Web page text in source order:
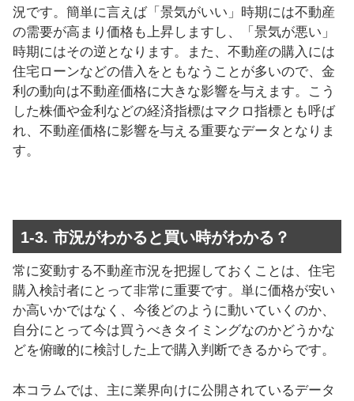
況です。簡単に言えば「景気がいい」時期には不動産
の需要が高まり価格も上昇しますし、「景気が悪い」
時期にはその逆となります。また、不動産の購入には
住宅ローンなどの借入をともなうことが多いので、金
利の動向は不動産価格に大きな影響を与えます。こう
した株価や金利などの経済指標はマクロ指標とも呼ば
れ、不動産価格に影響を与える重要なデータとなりま
す。
1-3. 市況がわかると買い時がわかる？
常に変動する不動産市況を把握しておくことは、住宅
購入検討者にとって非常に重要です。単に価格が安い
か高いかではなく、今後どのように動いていくのか、
自分にとって今は買うべきタイミングなのかどうかな
どを俯瞰的に検討した上で購入判断できるからです。
本コラムでは、主に業界向けに公開されているデータ